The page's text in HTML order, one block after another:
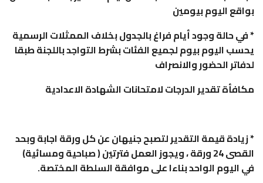
بواقع اليوم بيومين
* في حالة وجود أيام فراغ بالجدول بخلاف الممثلات الرسمية
يحسب اليوم بيوم لجميع الفئات بشرط التواجد باللجنة طبقا
لدفاتر الحضور والانصراف
مكافأة تقدير الدرجات لامتحانات الشهادة الاعدادية
* زيادة قيمة التقدير لتصبح جنيهان عن كل ورقة اجابة وبحد
القصى 24 ورقة ، ويجوز العمل فترتين ( صباحية ومسائية)
في اليوم الواحد بناءا على موافقة السلطة المختصة.